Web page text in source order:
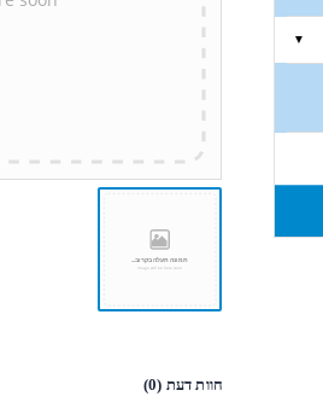
חוות דעת (0)
▼